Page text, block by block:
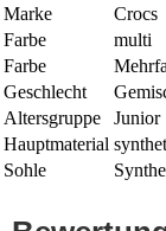
Marke
Crocs
Farbe
multi
Farbe
Geschlecht
Altersgruppe
Junior
Hauptmaterial
Sohle